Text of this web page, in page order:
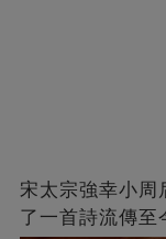
宋太宗強幸小周
了一首詩流傳至